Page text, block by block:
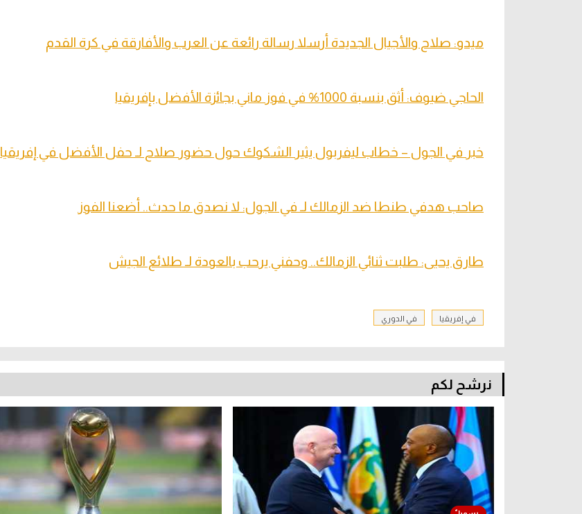
ميدو: صلاح والأجيال الجديدة أرسلا رسالة رائعة عن العرب والأفارقة في كرة القدم
الحاجي ضيوف: أثق بنسبة 1000% في فوز ماني بجائزة الأفضل بإفريقيا
خبر في الجول – خطاب ليفربول يثير الشكوك حول حضور صلاح لـ حفل الأفضل في إفريقيا
صاحب هدفي طنطا ضد الزمالك لـ في الجول: لا نصدق ما حدث.. أضعنا الفوز
طارق يحيى: طلبت ثنائي الزمالك.. وحفني يرحب بالعودة لـ طلائع الجيش
في إفريقيا في الدوري
نرشح لكم